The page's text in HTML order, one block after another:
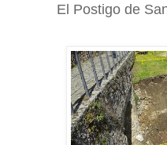
El Postigo de